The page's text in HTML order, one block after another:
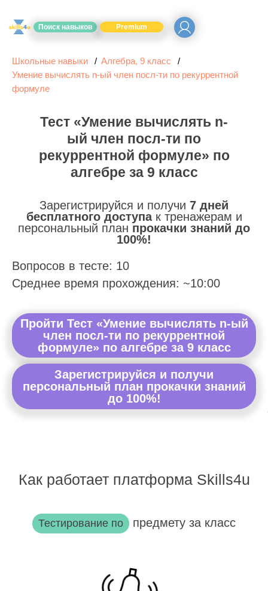
Поиск навыков Premium
Школьные навыки
Алгебра, 9 класс
Умение вычислять n-ый член посл-ти по рекуррентной
формуле
Тест «Умение вычислять n-
ый член посл-ти по
рекуррентной формуле» по
алгебре за 9 класс
Зарегистрируйся и получи 7 дней
бесплатного доступак тренажерам и
персональный план прокачки знаний до
100%!
Вопросов в тесте: 10
Среднее время прохождения: ~10:00
Пройти Тест «Умение вычислять n-ый
член посл-ти по рекуррентной
формуле» по алгебре за 9 класс
Зарегистрируйся и получи
персональный план прокачки знаний
до 100%!
Как работает платформа Skills4u
Тестирование по предмету за класс